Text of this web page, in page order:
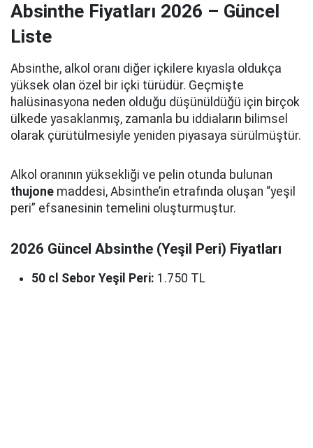
Absinthe Fiyatları 2026 – Güncel
Liste
Absinthe, alkol oranı diğer içkilere kıyasla oldukça
yüksek olan özel bir içki türüdür. Geçmişte
halüsinasyona neden olduğu düşünüldüğü için birçok
ülkede yasaklanmış, zamanla bu iddiaların bilimsel
olarak çürütülmesiyle yeniden piyasaya sürülmüştür.
Alkol oranının yüksekliği ve pelin otunda bulunan
thujone maddesi, Absinthe’in etrafında oluşan “yeşil
peri” efsanesinin temelini oluşturmuştur.
2026 Güncel Absinthe (Yeşil Peri) Fiyatları
50 cl Sebor Yeşil Peri: 1.750 TL